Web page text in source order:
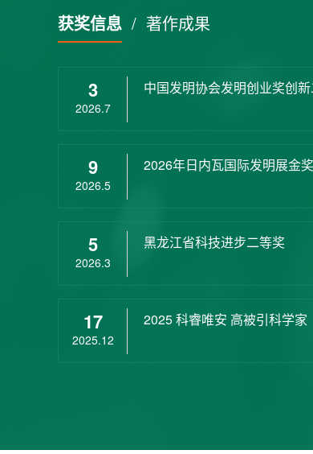
获奖信息 / 著作成果
3
2026.7
中国发明协会发明创业奖创
9
2026.5
2026年日内瓦国际发明展金奖
5
2026.3
黑龙江省科技进步二等奖
17
2025.12
2025 科睿唯安 高被引科学家